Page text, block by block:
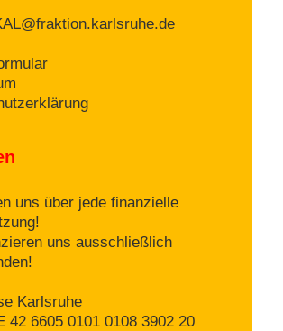
uns über jede finanzielle
uns ausschließlich
Karlsruhe
42 6605 0101 0108 3902 20